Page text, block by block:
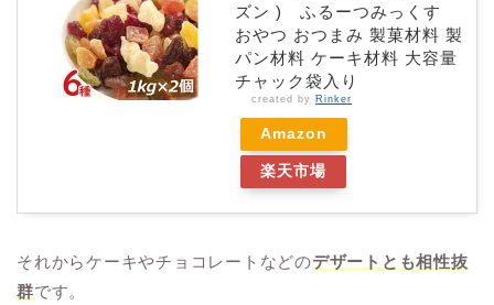
ズン ) ふるーつみっくす
おやつ おつまみ 製菓材料 製
パン材料 ケーキ材料 大容量
チャック袋入り
created by Rinker
Amazon
楽天市場
それからケーキやチョコレートなどのデザートとも相性抜
群です。